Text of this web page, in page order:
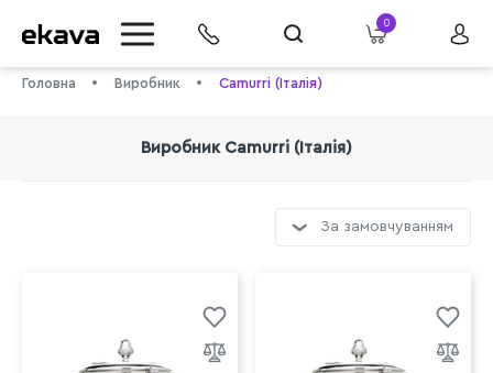
0
Головна Виробник Camurri (Італія)
Виробник Camurri (Італія)
За замовчуванням